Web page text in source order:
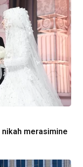
nikah merasimine